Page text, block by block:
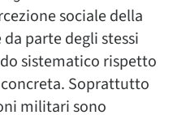
sociale della
parte degli stessi
sistematico rispetto
Soprattutto
militari sono